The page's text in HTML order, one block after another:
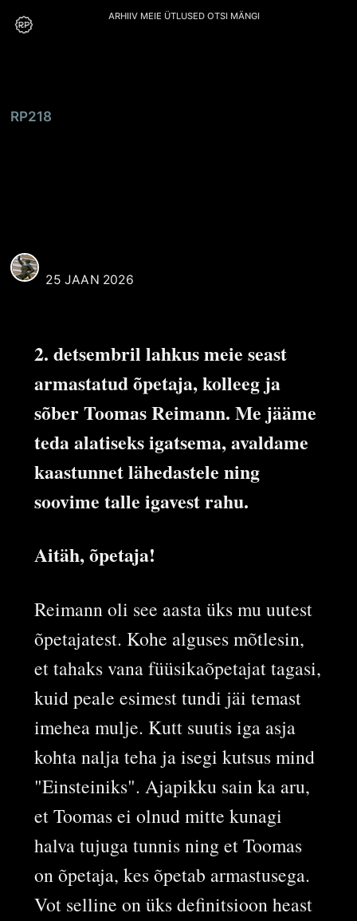
ARHIIV MEIE ÜTLUSED OTSI MÄNGI
RP218
25 JAAN 2026
2. detsembril lahkus meie seast
armastatud õpetaja, kolleeg ja
sõber Toomas Reimann. Me jääme
teda alatiseks igatsema, avaldame
kaastunnet lähedastele ning
soovime talle igavest rahu.
Aitäh, õpetaja!
Reimann oli see aasta üks mu uutest
õpetajatest. Kohe alguses mõtlesin,
et tahaks vana füüsikaõpetajat tagasi,
kuid peale esimest tundi jäi temast
imehea mulje. Kutt suutis iga asja
kohta nalja teha ja isegi kutsus mind
"Einsteiniks". Ajapikku sain ka aru,
et Toomas ei olnud mitte kunagi
halva tujuga tunnis ning et Toomas
on õpetaja, kes õpetab armastusega.
Vot selline on üks definitsioon heast